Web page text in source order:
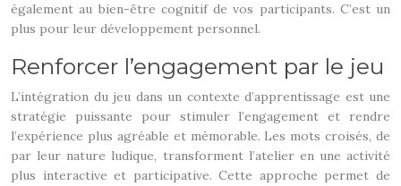
également au bien-être cognitif de vos participants. C’est un
plus pour leur développement personnel.
Renforcer l’engagement par le jeu
L’intégration du jeu dans un contexte d’apprentissage est une
stratégie puissante pour stimuler l’engagement et rendre
l’expérience plus agréable et mémorable. Les mots croisés, de
par leur nature ludique, transforment l’atelier en une activité
plus interactive et participative. Cette approche permet de